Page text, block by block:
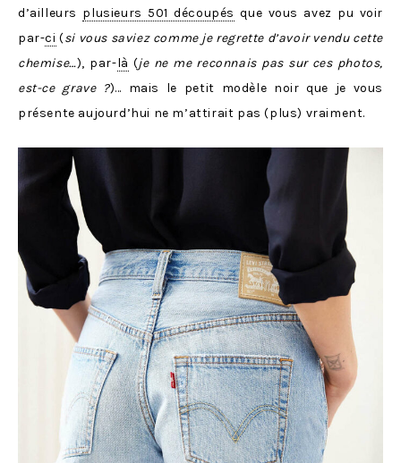
d’ailleurs plusieurs 501 découpés que vous avez pu voir
par-ci (si vous saviez comme je regrette d’avoir vendu cette
chemise…), par-là (je ne me reconnais pas sur ces photos,
est-ce grave ?)… mais le petit modèle noir que je vous
présente aujourd’hui ne m’attirait pas (plus) vraiment.